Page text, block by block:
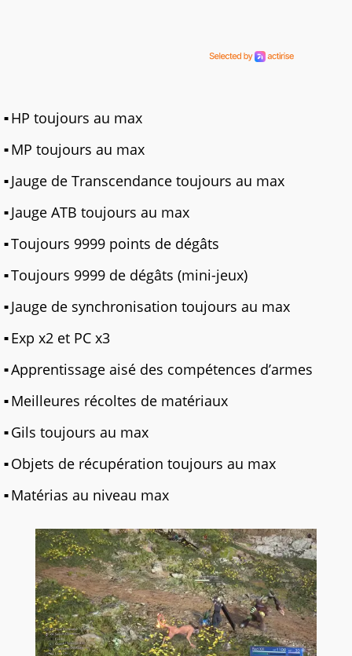
HP toujours au max
MP toujours au max
Jauge de Transcendance toujours au max
Jauge ATB toujours au max
Toujours 9999 points de dégâts
Toujours 9999 de dégâts (mini-jeux)
Jauge de synchronisation toujours au max
Exp x2 et PC x3
Apprentissage aisé des compétences d’armes
Meilleures récoltes de matériaux
Gils toujours au max
Objets de récupération toujours au max
Matérias au niveau max